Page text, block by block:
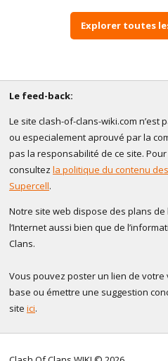
Explorer toutes
Le feed-back:
Le site clash-of-clans-wiki.com
ou especialement aprouvé par la
pas la responsabilité de ce site.
consultez la politique du contenu
Supercell.
Notre site web dispose des plans
l’Internet aussi bien que de
Clans.
Vous pouvez poster un lien de
base ou émettre une suggestion
site ici.